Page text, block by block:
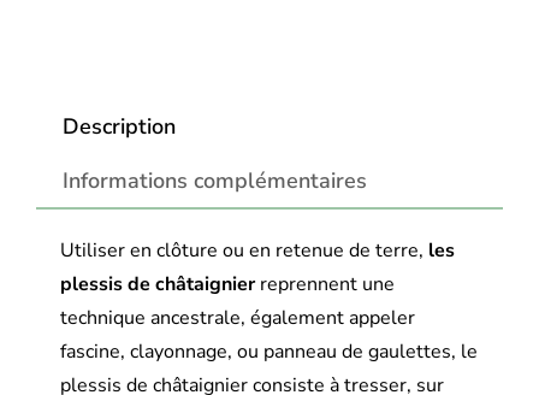
Description
Informations complémentaires
Utiliser en clôture ou en retenue de terre, les
plessis de châtaignierreprennent une
technique ancestrale, également appeler
fascine, clayonnage, ou panneau de gaulettes, le
plessis de châtaignier consiste à tresser, sur